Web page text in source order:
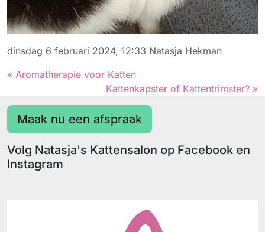
dinsdag 6 februari 2024, 12:33 Natasja Hekman
« Aromatherapie voor Katten
Kattenkapster of Kattentrimster? »
Maak nu een afspraak
Volg Natasja's Kattensalon op Facebook en
Instagram